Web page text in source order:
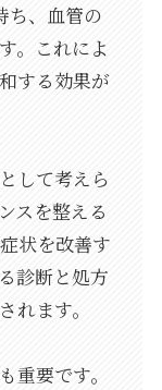
ち、血管の
。これによ
する効果が
して考えら
スを整える
状を改善す
診断と処方
れます。
重要です。